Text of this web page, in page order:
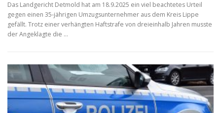
Das Landgericht Detmold hat am 18.9.2025 ein viel beachtetes Urteil
gegen einen 35-jährigen Umzugsunternehmer aus dem Kreis Lippe
gefällt. Trotz einer verhängten Haftstrafe von dreieinhalb Jahren musste
der Angeklagte die …